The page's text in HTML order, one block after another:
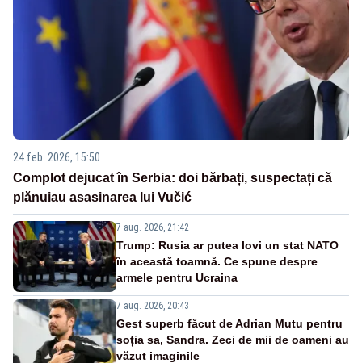
24 feb. 2026, 15:50
Complot dejucat în Serbia: doi bărbați, suspectați că
plănuiau asasinarea lui Vučić
7 aug. 2026, 21:42
Trump: Rusia ar putea lovi un stat NATO
în această toamnă. Ce spune despre
armele pentru Ucraina
7 aug. 2026, 20:43
Gest superb făcut de Adrian Mutu pentru
soția sa, Sandra. Zeci de mii de oameni au
văzut imaginile